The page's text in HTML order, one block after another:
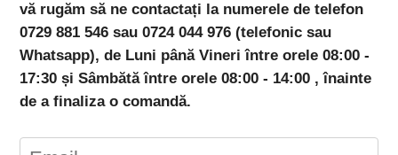
vă rugăm să ne contactați la numerele de telefon
0729 881 546 sau 0724 044 976 (telefonic sau
Whatsapp), de Luni până Vineri între orele 08:00 -
17:30 și Sâmbătă între orele 08:00 - 14:00 , înainte
de a finaliza o comandă.